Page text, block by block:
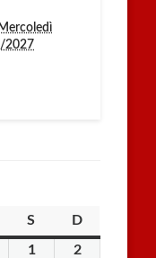
2027
S sabatoDdomenica
11
22